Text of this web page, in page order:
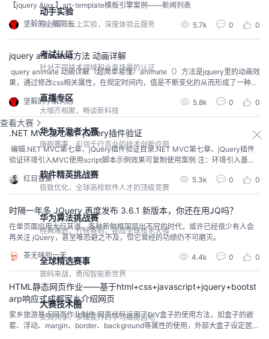
动手实验
精心设计云上实验，深度体验云服务
考试认证
针对不同技术领域和业务场景的认证
直播专区
大咖齐相聚，畅谈新科技
查看大赛
华为开发者大赛
旗舰赛事，引领千行百业的技术创新应用
软件精英挑战赛
极致优化，全球高校软件人才的顶级竞赛
华为算法挑战赛
经典难题，打榜赛制，挑战全球技术大咖
全球精选赛事
放码来战，勇闯智能新世界
大赛技术圈
交流共享、多维提升的学习赋能园地
【jquery Ajax 】art-template模板引擎案例——新闻列表
坚毅的小解同志 5.7k 0 0
jquery animate()方法 动画详解
​ query animate 动画详解（超简单易懂）animate（）方法是jquery里的动画效
果，通过修改css相关属性，在规定时间内，值是不断变化的从而形成了一种动
画的效果。(selector).animate({styles},speed,easing,callback)styles 必需。
规定产生动画效果的一个或多个 CSS 属性/值。逗号分隔speed 可选。规定动
画的速...
坚毅的小解同志 5.8k 0 0
.NET MVC第七章、jQuery插件验证
​ ​编辑.NET MVC第七章、jQuery插件验证目录.NET MVC第七章、jQuery插件
验证环境引入MVC使用script脚本示例效果可复制使用案例 注：环境引入基础j
Query，这个在MVC项目内是自带的。<script src="https://code.jquery.com/j
query-3.4.0.min.js"></script>验证js，MVC里是没有默认引入的，需要人...
红目香薰 5.3k 0 0
时隔一年多 JQuery 再度发布 3.6.1 新版本，你还在用JQ吗？
在单页面应用大行其道，各种新鲜框架层出不穷的时代，或许已经很少有人会
再关注 jQuery，甚至唯恐避之不及，但它曾经的功绩仍不可磨灭。
茶无味的一天 4.4k 0 0
HTML静态网页作业——基于html+css+javascript+jquery+bootst
arp响应式成都家乡介绍网页
家乡旅游景点网页作业制作 网页代码运用了DIV盒子的使用方法，如盒子的嵌
套、浮动、margin、border、background等属性的使用，外部大盒子设定居